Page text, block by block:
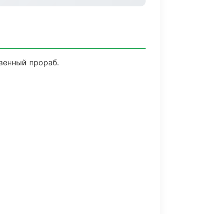
прораб.